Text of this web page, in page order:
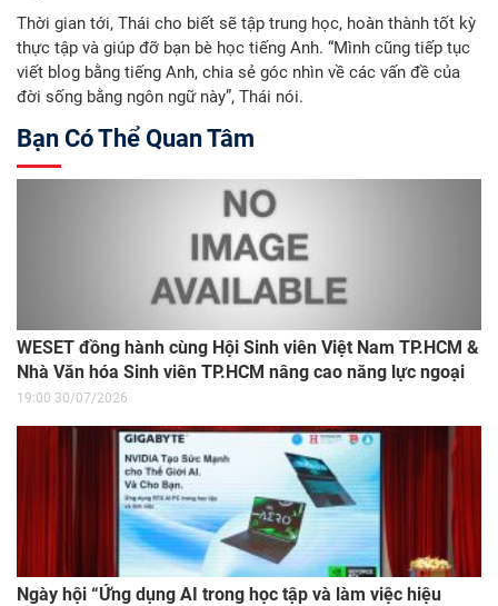
Thời gian tới, Thái cho biết sẽ tập trung học, hoàn thành tốt kỳ
thực tập và giúp đỡ bạn bè học tiếng Anh. “Mình cũng tiếp tục
viết blog bằng tiếng Anh, chia sẻ góc nhìn về các vấn đề của
đời sống bằng ngôn ngữ này”, Thái nói.
Bạn Có Thể Quan Tâm
WESET đồng hành cùng Hội Sinh viên Việt Nam TP.HCM &
Nhà Văn hóa Sinh viên TP.HCM nâng cao năng lực ngoại
ngữ cho sinh viên
19:00 30/07/2026
Ngày hội “Ứng dụng AI trong học tập và làm việc hiệu